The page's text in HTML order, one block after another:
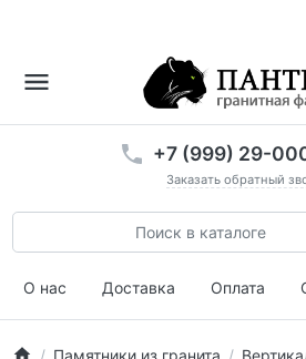
+7 (999) 29-
Заказать обратный
О нас Доставка Оплата
Памятники из гранита